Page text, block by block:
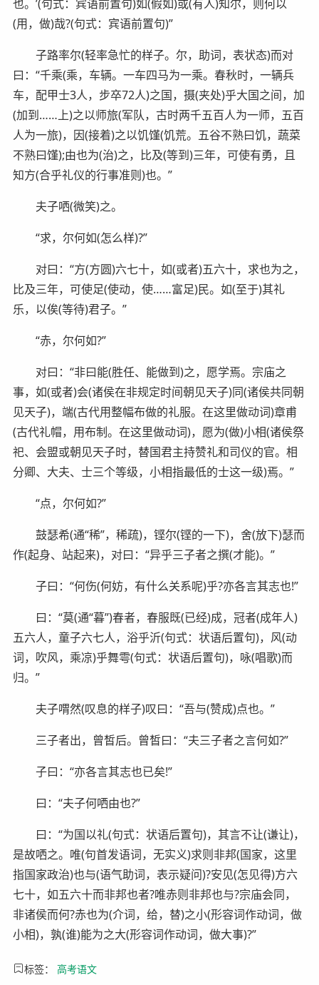
也。’(句式：宾语前置句)如(假如)或(有人)知尔，则何以
(用，做)哉?(句式：宾语前置句)”
子路率尔(轻率急忙的样子。尔，助词，表状态)而对
曰：“千乘(乘，车辆。一车四马为一乘。春秋时，一辆兵
车，配甲士3人，步卒72人)之国，摄(夹处)乎大国之间，加
(加到……上)之以师旅(军队，古时两千五百人为一师，五百
人为一旅)，因(接着)之以饥馑(饥荒。五谷不熟曰饥，蔬菜
不熟曰馑);由也为(治)之，比及(等到)三年，可使有勇，且
知方(合乎礼仪的行事准则)也。”
夫子哂(微笑)之。
“求，尔何如(怎么样)?”
对曰：“方(方圆)六七十，如(或者)五六十，求也为之，
比及三年，可使足(使动，使……富足)民。如(至于)其礼
乐，以俟(等待)君子。”
“赤，尔何如?”
对曰：“非曰能(胜任、能做到)之，愿学焉。宗庙之
事，如(或者)会(诸侯在非规定时间朝见天子)同(诸侯共同朝
见天子)，端(古代用整幅布做的礼服。在这里做动词)章甫
(古代礼帽，用布制。在这里做动词)，愿为(做)小相(诸侯祭
祀、会盟或朝见天子时，替国君主持赞礼和司仪的官。相
分卿、大夫、士三个等级，小相指最低的士这一级)焉。”
“点，尔何如?”
鼓瑟希(通“稀”，稀疏)，铿尔(铿的一下)，舍(放下)瑟而
作(起身、站起来)，对曰：“异乎三子者之撰(才能)。”
子曰：“何伤(何妨，有什么关系呢)乎?亦各言其志也!”
曰：“莫(通“暮”)春者，春服既(已经)成，冠者(成年人)
五六人，童子六七人，浴乎沂(句式：状语后置句)，风(动
词，吹风，乘凉)乎舞雩(句式：状语后置句)，咏(唱歌)而
归。”
夫子喟然(叹息的样子)叹曰：“吾与(赞成)点也。”
三子者出，曾皙后。曾皙曰：“夫三子者之言何如?”
子曰：“亦各言其志也已矣!”
曰：“夫子何哂由也?”
曰：“为国以礼(句式：状语后置句)，其言不让(谦让)，
是故哂之。唯(句首发语词，无实义)求则非邦(国家，这里
指国家政治)也与(语气助词，表示疑问)?安见(怎见得)方六
七十，如五六十而非邦也者?唯赤则非邦也与?宗庙会同，
非诸侯而何?赤也为(介词，给，替)之小(形容词作动词，做
小相)，孰(谁)能为之大(形容词作动词，做大事)?”
标签： 高考语文